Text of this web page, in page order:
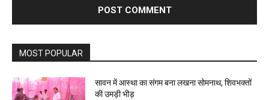
MOST POPULAR
सावन में आस्था का संगम बना लखना सोमनाथ, शिवभक्तों
की उमड़ी भीड़